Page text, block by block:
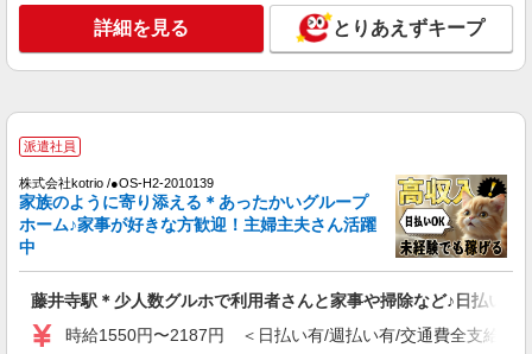
キープ 詳細を見る
株式会社kotrio /●OS-H2-2012196
時給1550円〜2187円 ＜日払い有/週払い有/交
通費全支給(ガソリン代含む)＞
キープ 詳細を見る
派遣社員
詳細を見る とりあえずキープ
派遣社員
株式会社kotrio /●OS-H2-2010139
家族のように寄り添える＊あったかいグループ
ホーム♪家事が好きな方歓迎！主婦主夫さん活躍
中
藤井寺駅＊少人数グルホで利用者さんと家事や掃除など♪日払いOK
時給1550円〜2187円 ＜日払い有/週払い有/交通費全支給(ガ